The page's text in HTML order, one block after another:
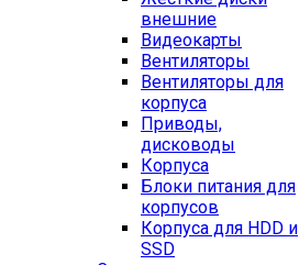
внешние
Видеокарты
Вентиляторы
Вентиляторы для
корпуса
Приводы,
дисководы
Корпуса
Блоки питания для
корпусов
Корпуса для HDD и
SSD